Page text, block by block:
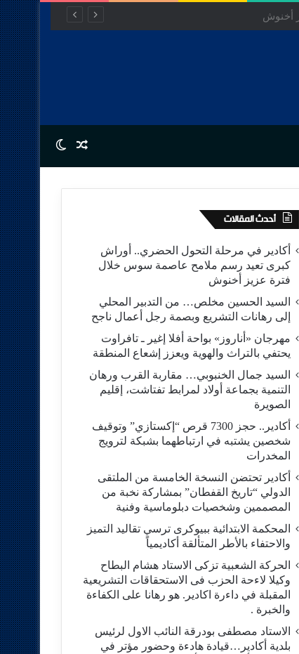
Random Article
Switch skin
أحدث المقالات
أكادير في مرحلة التحول الحضري.. أوراش
كبرى تعيد رسم ملامح عاصمة سوس خلال
فترة عزيز أخنوش
السيد الحسين مخلص… من التدبير المحلي
إلى رهانات التشريع وبصمة رجل أعمال ناجح
مهرجان «أناروز» بواحة أفلا إغير ـ تافراوت
يحتفي بالتراث والهوية ويعزز إشعاع المنطقة
السيد جمال الخنبوبي… مقاربة القرب ورهان
التنمية بجماعة أولاد لمرابط تفتاشت، إقليم
الصويرة
أكادير.. حجز 7300 قرص “إكستازي” وتوقيف
شخصين يشتبه في ارتباطهما بشبكة لترويج
المخدرات
أكادير تحتضن النسخة الخامسة من الملتقى
الدولي “تاريخ القفطان” بمشاركة نخبة من
المصممين وشخصيات دبلوماسية وفنية
المحكمة الابتدائية ببيوكرى ترسي تقاليد التميز
والاحتفاء بالأطر المتألقة أكاديمياً
الحركة الشعبية تزكى الاستاد هشام البطاح
وكيلا لاءحة الحزب فى الاستحقاقات التشريعية
المقبلة في داءرة اكادير. هو رهانا على الكفاءة
والخبرة .
الاستاد مصطفى بودرقة النائب الاول لرئيس
بلدية أكادير…قيادة هادءة وحضور مؤتر في